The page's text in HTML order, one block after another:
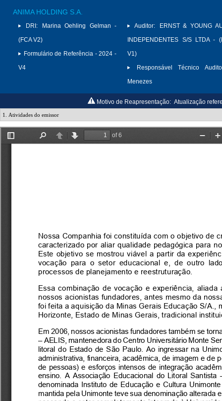
ANIMA HOLDING S.A.
DRI:
Marina Oehling Gelman -
(FCA V2)
Formulário de Referência - 2024 -
V4
Auditor:
ERNST & YOUNG
INDEPENDENTES S/S LTDA -
V1)
Responsável Técnico
Menezes
Motivo de Reapresentação: Atualização